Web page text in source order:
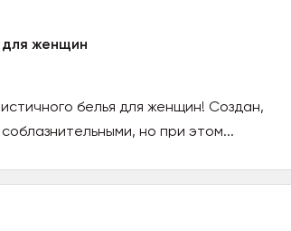
для женщин
белья для женщин! Создан,
но при этом...